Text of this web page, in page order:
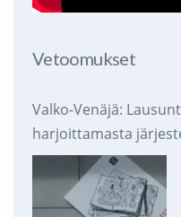
Vetoomukset
Valko-Venäjä:
harjoittamasta
takavarikoinnista ja